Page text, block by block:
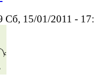
Сб, 15/01/2011 -